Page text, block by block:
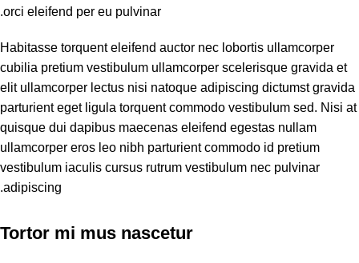
orci eleifend per eu pulvinar.
Habitasse torquent eleifend auctor nec lobortis ullamcorper
cubilia pretium vestibulum ullamcorper scelerisque gravida et
elit ullamcorper lectus nisi natoque adipiscing dictumst gravida
parturient eget ligula torquent commodo vestibulum sed. Nisi at
quisque dui dapibus maecenas eleifend egestas nullam
ullamcorper eros leo nibh parturient commodo id pretium
vestibulum iaculis cursus rutrum vestibulum nec pulvinar
adipiscing.
Tortor mi mus nascetur